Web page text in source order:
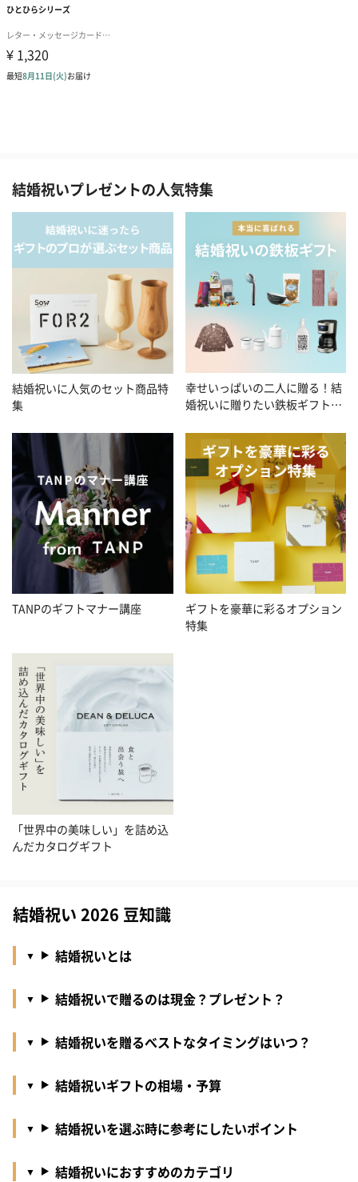
結婚祝いプレゼントの人気特集
結婚祝いに人気のセット商品特
集
幸せいっぱいの二人に贈る！結
婚祝いに贈りたい鉄板ギフト特
TANPのギフトマナー講座
ギフトを豪華に彩るオプション
特集
「世界中の美味しい」を詰め込
んだカタログギフト
結婚祝い 2026 豆知識
結婚祝いとは
結婚祝いで贈るのは現金？プレゼント？
結婚祝いを贈るべストなタイミングはいつ？
結婚祝いギフトの相場・予算
結婚祝いを選ぶ時に参考にしたいポイント
結婚祝いにおすすめのカテゴリ